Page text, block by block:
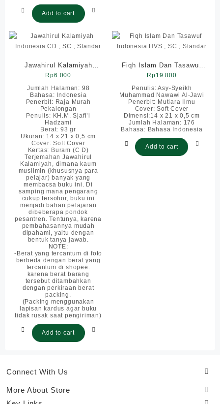
Add to cart
Jawahirul Kalamiyah
Indonesia CD ; SC ;
Standar
Rp6.000
Jumlah Halaman: 98
Bahasa: Indonesia
Penerbit: Raja Murah
Pekalongan
Penulis: KH.M. Sjafi’i
Hadzami
Berat: 93 gr
Ukuran: 14 x 21 x 0,5 cm
Cover: Soft Cover
Kertas: Buram (C D)
Terjemahan Jawahirul
Kalamiyah, dimana kaum
muslimin (khususnya para
pelajar) banyak yang
membacsa buku ini. Di
samping mana pengarang
cukup tersohor, buku ini
menjadi bahan pelajaran
dibeberapa pondok
pesantren. Tentunya, karena
pembahasannya mudah
dipahami, yaitu dengan
bentuk tanya jawab.
NOTE:
-Berat yang tercantum di foto
berbeda dengan berat yang
tercantum di shopee.
karena berat barang
tersebut ditambahkan
dengan perkiraan berat
packing.
(Packing menggunakan
lapisan kardus agar buku
tidak rusak saat pengiriman)
Add to cart
Fiqh Islam Dan Tasawuf
Indonesia HVS ; SC ;
Standar
Rp19.800
Penulis: Asy-Syeikh
Muhammad Nawawi Al-Jawi
Penerbit: Mutiara Ilmu
Cover: Soft Cover
Dimensi:14 x 21 x 0,5 cm
Jumlah Halaman: 176
Bahasa: Bahasa Indonesia
Add to cart
Connect With Us
More About Store